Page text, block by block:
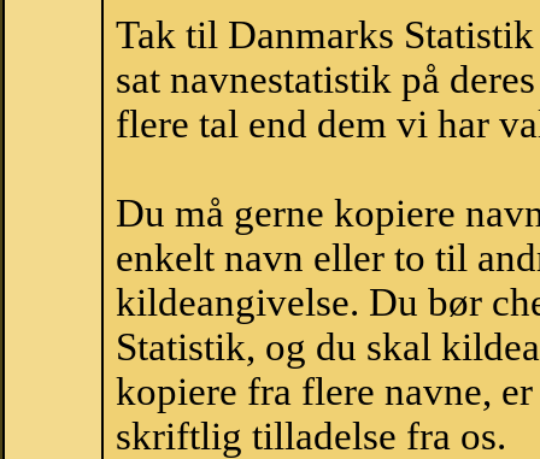
Tak til Danmarks
sat navnestatistik på
flere tal end dem vi har
Du må gerne kopiere
enkelt navn eller to til
kildeangivelse. Du bør
Statistik, og du skal
kopiere fra flere navne,
skriftlig tilladelse fra os.